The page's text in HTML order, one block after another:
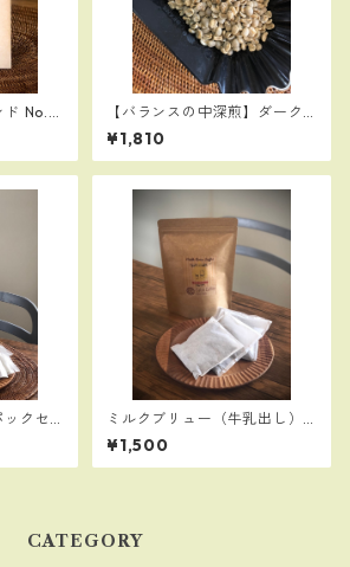
No.1
のスマ
エチ
用
【バランスの中深煎】ダーク
＆スイート ブレンド 200
ｇ 【アイスコーヒーにも】
¥1,810
ックセ
ミルクブリュー（牛乳出し）
コーヒーバッグ（４P）：グラ
ス約１２杯分
¥1,500
CATEGORY